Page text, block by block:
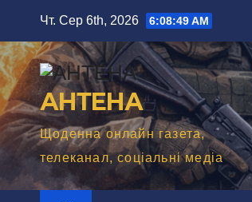
вмісту
Чт. Сер 6th, 2026 6:08:50 AM
АНТЕНА
Щоденна онлайн газета,
телеканал, соціальні медіа